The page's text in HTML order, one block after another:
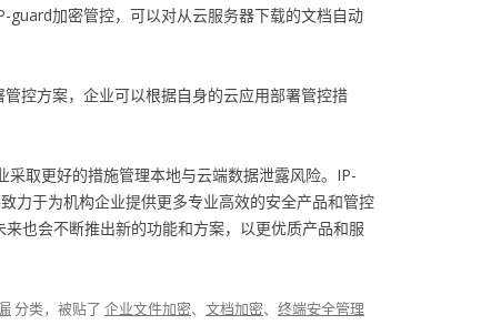
guard加密管控，可以对从云服务器下载的文档自动
控方案，企业可以根据自身的云应用部署管控措
取更好的措施管理本地与云端数据泄露风险。IP-
力于为机构企业提供更多专业高效的安全产品和管控
也会不断推出新的功能和方案，以更优质产品和服
分类，被贴了 企业文件加密、 文档加密、 终端安全管理